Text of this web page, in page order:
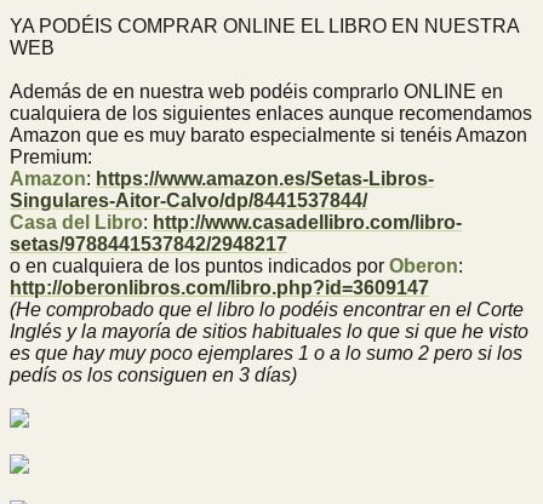
YA PODÉIS COMPRAR ONLINE EL LIBRO EN NUESTRA
WEB
Además de en nuestra web podéis comprarlo ONLINE en
cualquiera de los siguientes enlaces aunque recomendamos
Amazon que es muy barato especialmente si tenéis Amazon
Premium:
Amazon: https://www.amazon.es/Setas-Libros-
Singulares-Aitor-Calvo/dp/8441537844/
Casa del Libro: http://www.casadellibro.com/libro-
setas/9788441537842/2948217
o en cualquiera de los puntos indicados por Oberon:
http://oberonlibros.com/libro.php?id=3609147
(He comprobado que el libro lo podéis encontrar en el Corte
Inglés y la mayoría de sitios habituales lo que si que he visto
es que hay muy poco ejemplares 1 o a lo sumo 2 pero si los
pedís os los consiguen en 3 días)